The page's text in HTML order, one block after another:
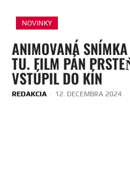
NOVINKY
ANIMOVANÁ SNÍMKA
TU. FILM PÁN
VSTÚPIL DO KÍN
REDAKCIA - 12. DECEMBRA 2024